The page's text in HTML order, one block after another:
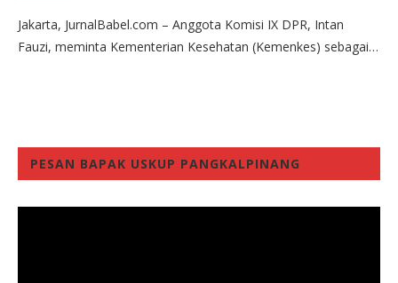
Jakarta, JurnalBabel.com – Anggota Komisi IX DPR, Intan
Fauzi, meminta Kementerian Kesehatan (Kemenkes) sebagai…
PESAN BAPAK USKUP PANGKALPINANG